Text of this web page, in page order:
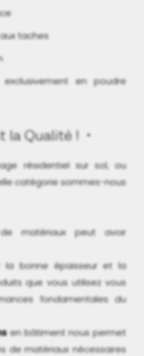
taches
exclusivement en poudre
la Qualité !
résidentiel sur sol, ou
catégorie sommes-nous
matériaux peut avoir
la bonne épaisseur et la
que vous utilisez vous
fondamentales du
en bâtiment nous permet
de matériaux nécessaires